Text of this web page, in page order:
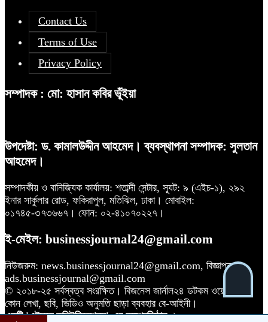
Contact Us
Terms of Use
Privacy Policy
সম্পাদক : মো: হাসান কবির ভূঁইয়া
উপদেষ্টা: ড. কামালউদ্দীন আহমেদ। ব্যবস্থাপনা সম্পাদক: সুলতান
আহমেদ।
সম্পাদকীয় ও বানিজ্যিক কার্যালয়: শতাব্দী সেন্টার, স্যূট: ৯ (এইচ-১), ২৯২
ইনার সার্কুলার রোড, ফকিরাপুল, মতিঝিল, ঢাকা। মোবাইল:
০১৭৪৫-৩৭৩৬৬৭। ফোন: ০২-৪১০৭০২২৭।
ই-মেইল: businessjournal24@gmail.com
নিউজরুম: news.businessjournal24@gmail.com, বিজ্ঞাপন:
ads.businessjournal@gmail.com
© ২০১৮-২৫ সর্বস্বত্ব সংরক্ষিত। বিজনেস জার্নাল২৪ ডটকম ওয়েবসাইটের
কোন লেখা, ছবি, ভিডিও অনুমতি ছাড়া ব্যবহার বে-আইনী।
একটি 'এইচকে কমিউনিকেশনস'-এর অঙ্গপ্রতিষ্ঠান।